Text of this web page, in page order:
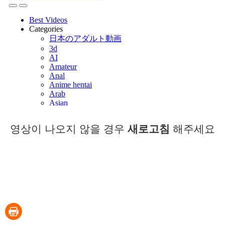
영상이 나오지 않을 경우 새로고침 해주세요